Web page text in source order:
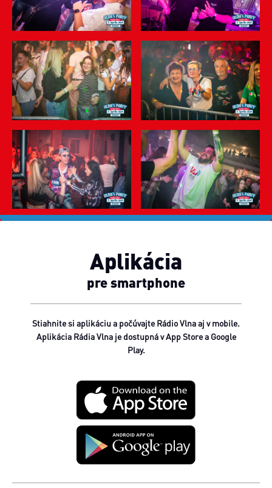
Aplikácia
pre smartphone
Stiahnite si aplikáciu a počúvajte Rádio Vlna aj v mobile.
Aplikácia Rádia Vlna je dostupná v App Store a Google
Play.